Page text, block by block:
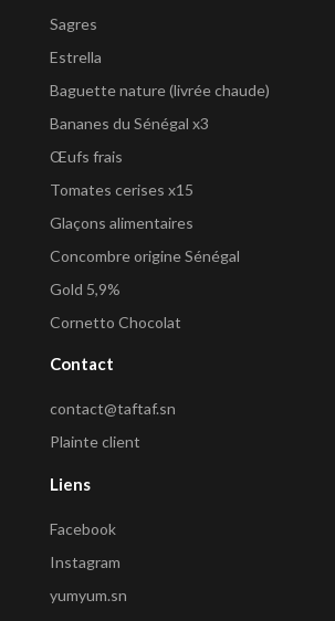
Sagres
Estrella
Baguette nature (livrée chaude)
Bananes du Sénégal x3
Œufs frais
Tomates cerises x15
Glaçons alimentaires
Concombre origine Sénégal
Gold 5,9%
Cornetto Chocolat
Contact
contact@taftaf.sn
Plainte client
Liens
Facebook
Instagram
yumyum.sn